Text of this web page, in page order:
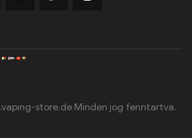
store.de Minden jog fenntartva.